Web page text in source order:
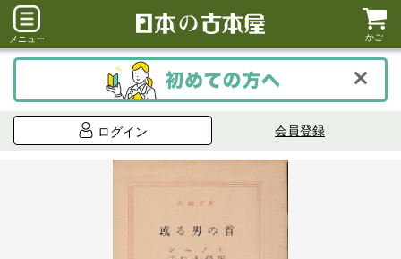
メニュー かご
ログイン 会員登録